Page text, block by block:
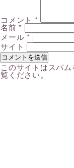
コメント *
名前*
メール*
サイト
このサイトはスパ
覧ください。